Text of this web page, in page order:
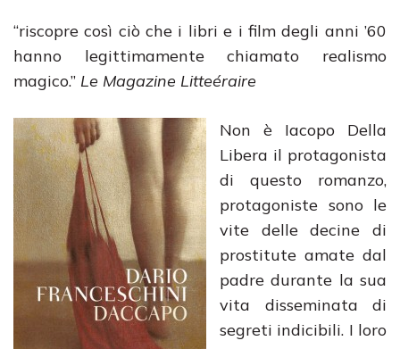
“riscopre così ciò che i libri e i film degli anni ’60
hanno legittimamente chiamato realismo
magico.” Le Magazine Litteéraire
Non è Iacopo Della
Libera il protagonista
di questo romanzo,
protagoniste sono le
vite delle decine di
prostitute amate dal
padre durante la sua
vita disseminata di
segreti indicibili. I loro